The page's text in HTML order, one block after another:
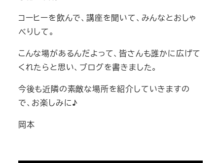
コーヒーを飲んで、講座を聞いて、みんなとおしゃ
べりして。
こんな場があるんだよって、皆さんも誰かに広げて
くれたらと思い、ブログを書きました。
今後も近隣の素敵な場所を紹介していきますの
で、お楽しみに♪
岡本